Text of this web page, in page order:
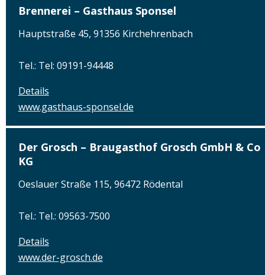
Brennerei – Gasthaus Sponsel
Hauptstraße 45, 91356 Kirchehrenbach
Tel.: Tel: 09191-94448
Details
www.gasthaus-sponsel.de
Der Grosch – Braugasthof Grosch GmbH & Co
KG
Oeslauer Straße 115, 96472 Rödental
Tel.: Tel.: 09563-7500
Details
www.der-grosch.de